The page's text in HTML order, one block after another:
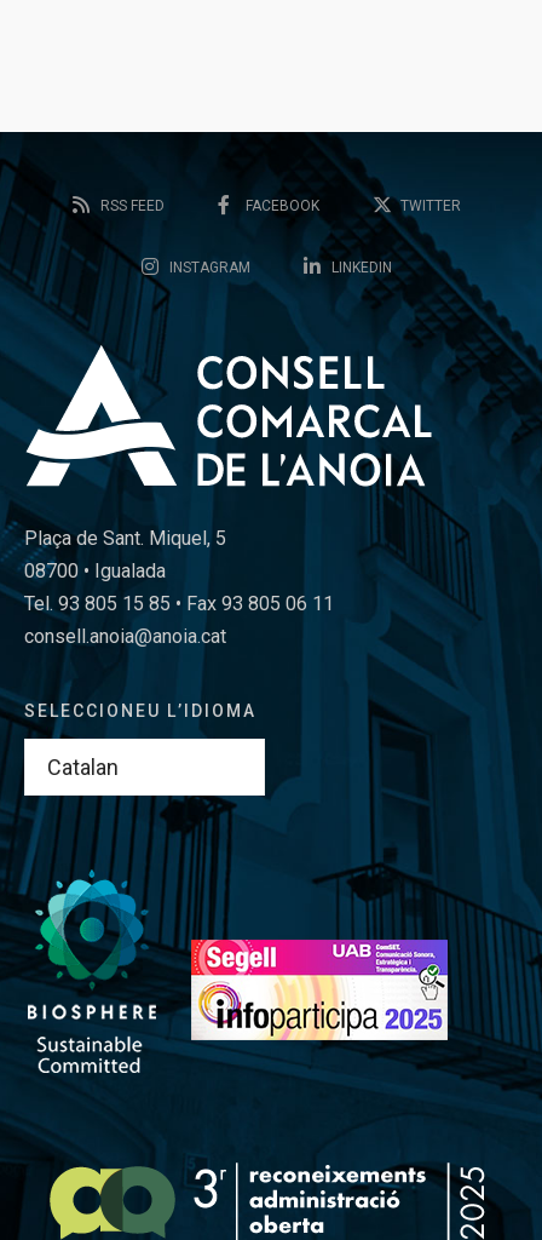
RSS FEED FACEBOOK TWITTER
INSTAGRAM LINKEDIN
Plaça de Sant. Miquel, 5
08700 • Igualada
Tel. 93 805 15 85 • Fax 93 805 06 11
consell.anoia@anoia.cat
SELECCIONEU L’IDIOMA